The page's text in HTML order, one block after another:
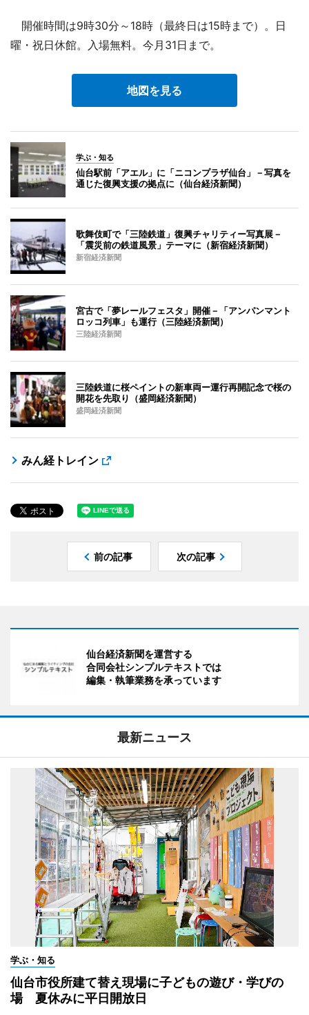
開催時間は9時30分～18時（最終日は15時まで）。日
曜・祝日休館。入場無料。今月31日まで。
地図を見る
学ぶ・知る
仙台駅前「アエル」に「ニコンプラザ仙台」－写真を
通じた復興支援の拠点に（仙台経済新聞）
歌舞伎町で「三陸鉄道」復興チャリティー写真展－
「震災前の鉄道風景」テーマに（新宿経済新聞）
新宿経済新聞
宮古で「夢レールフェスタ」開催－「アンパンマント
ロッコ列車」も運行（三陸経済新聞）
三陸経済新聞
三陸鉄道に桜ペイントの新車両ー運行再開記念で桜の
開花を先取り（盛岡経済新聞）
盛岡経済新聞
みん経トレイン
前の記事 次の記事
仙台経済新聞を運営する
合同会社シンプルテキストでは
編集・執筆業務を承っています
最新ニュース
学ぶ・知る
仙台市役所建て替え現場に子どもの遊び・学びの
場 夏休みに平日開放日